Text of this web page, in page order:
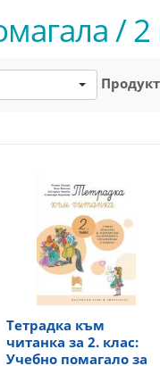
/ 2
Тетрадка към
читанка за 2. клас:
Учебно помагало за